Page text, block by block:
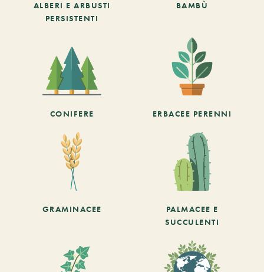
ALBERI E ARBUSTI
PERSISTENTI
BAMBÙ
CONIFERE ERBACEE PERENNI
GRAMINACEE
PALMACEE E
SUCCULENTI